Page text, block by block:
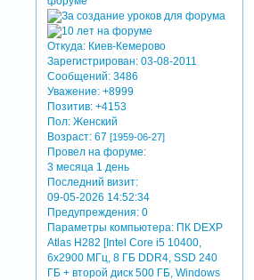
Откуда: Киев-Кемерово
Зарегистрирован: 03-08-2011
Сообщений: 3486
Уважение: +8999
Позитив: +4153
Пол: Женский
Возраст: 67[1959-06-27]
Провел на форуме:
3 месяца 1 день
Последний визит:
09-05-2026 14:52:34
Предупреждения: 0
Параметры компьютера: ПК DEXP
Atlas H282 [Intel Core i5 10400,
6x2900 МГц, 8 ГБ DDR4, SSD 240
ГБ + второй диск 500 ГБ, Windows